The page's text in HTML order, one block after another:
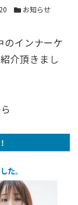
カテゴリー
お知らせ
のインナーケ
介頂きまし